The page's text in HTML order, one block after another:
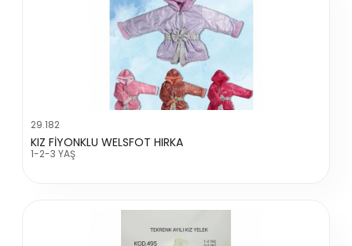
29.182
KIZ FİYONKLU WELSFOT HIRKA
1-2-3 YAŞ